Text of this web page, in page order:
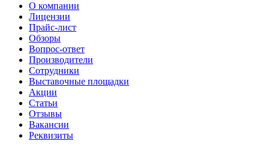
О компании
Лицензии
Прайс-лист
Обзоры
Вопрос-ответ
Производители
Сотрудники
Выставочные площадки
Акции
Статьи
Отзывы
Вакансии
Реквизиты